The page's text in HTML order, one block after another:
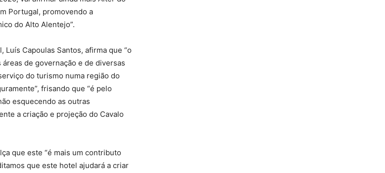
Portugal, promovendo a
do Alto Alentejo”.
Capoulas Santos, afirma que “o
de governação e de diversas
do turismo numa região do
frisando que “é pelo
esquecendo as outras
a criação e projeção do Cavalo
que este “é mais um contributo
que este hotel ajudará a criar